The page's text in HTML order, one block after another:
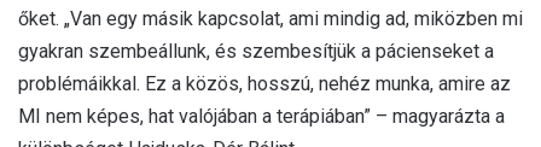
őket. „Van egy másik kapcsolat, ami mindig ad, miközben mi
gyakran szembeállunk, és szembesítjük a pácienseket a
problémáikkal. Ez a közös, hosszú, nehéz munka, amire az
MI nem képes, hat valójában a terápiában” – magyarázta a